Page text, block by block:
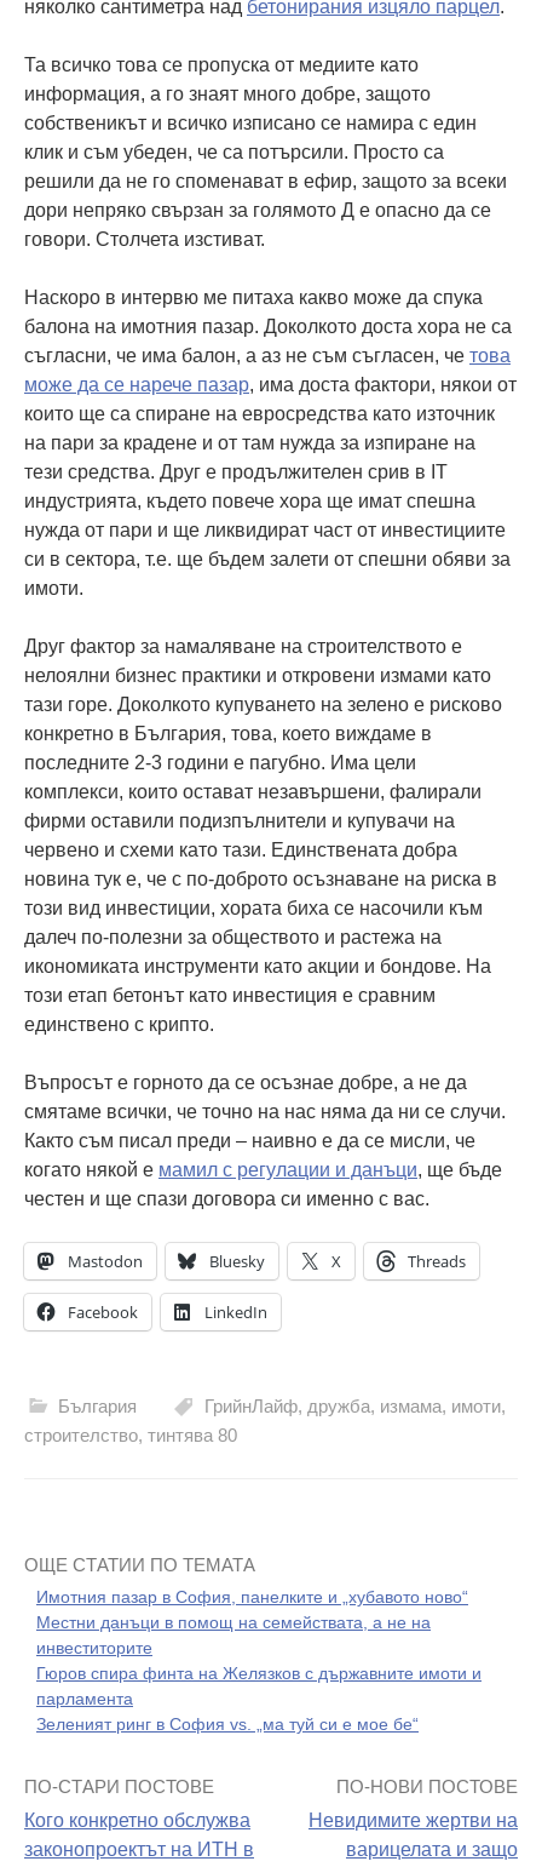
няколко сантиметра над бетонирания изцяло парцел.
Та всичко това се пропуска от медиите като
информация, а го знаят много добре, защото
собственикът и всичко изписано се намира с един
клик и съм убеден, че са потърсили. Просто са
решили да не го споменават в ефир, защото за всеки
дори непряко свързан за голямото Д е опасно да се
говори. Столчета изстиват.
Наскоро в интервю ме питаха какво може да спука
балона на имотния пазар. Доколкото доста хора не са
съгласни, че има балон, а аз не съм съгласен, че това
може да се нарече пазар, има доста фактори, някои от
които ще са спиране на евросредства като източник
на пари за крадене и от там нужда за изпиране на
тези средства. Друг е продължителен срив в IT
индустрията, където повече хора ще имат спешна
нужда от пари и ще ликвидират част от инвестициите
си в сектора, т.е. ще бъдем залети от спешни обяви за
имоти.
Друг фактор за намаляване на строителството е
нелоялни бизнес практики и откровени измами като
тази горе. Доколкото купуването на зелено е рисково
конкретно в България, това, което виждаме в
последните 2-3 години е пагубно. Има цели
комплекси, които остават незавършени, фалирали
фирми оставили подизпълнители и купувачи на
червено и схеми като тази. Единствената добра
новина тук е, че с по-доброто осъзнаване на риска в
този вид инвестиции, хората биха се насочили към
далеч по-полезни за обществото и растежа на
икономиката инструменти като акции и бондове. На
този етап бетонът като инвестиция е сравним
единствено с крипто.
Въпросът е горното да се осъзнае добре, а не да
смятаме всички, че точно на нас няма да ни се случи.
Както съм писал преди – наивно е да се мисли, че
когато някой е мамил с регулации и данъци, ще бъде
честен и ще спази договора си именно с вас.
Mastodon Bluesky X Threads
Facebook LinkedIn
България ГрийнЛайф, дружба, измама, имоти,
строителство, тинтява 80
ОЩЕ СТАТИИ ПО ТЕМАТА
Имотния пазар в София, панелките и „хубавото ново“
Местни данъци в помощ на семействата, а не на
инвеститорите
Гюров спира финта на Желязков с държавните имоти и
парламента
Зеленият ринг в София vs. „ма туй си е мое бе“
Навигация
на
ПО-СТАРИ ПОСТОВЕ
Кого конкретно обслужва
законопроектът на ИТН в
ПО-НОВИ ПОСТОВЕ
Невидимите жертви на
варицелата и защо